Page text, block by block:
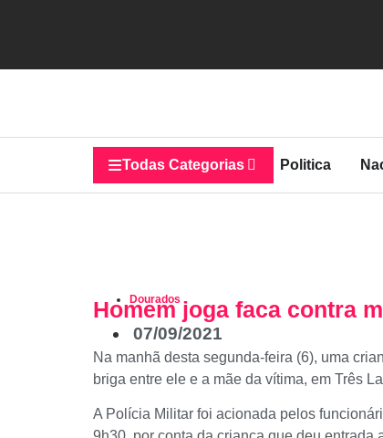
Todas Categorias Politica
Dourados
Homem joga faca contra
07/09/2021
Na manhã desta segunda-feira (6), uma
briga entre ele e a mãe da vítima, em Três
A Polícia Militar foi acionada pelos